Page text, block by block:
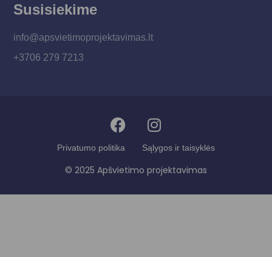
Susisiekime
info@apsvietimoprojektavimas.lt
+3706 279 7213
Privatumo politika Sąlygos ir taisyklės
© 2025 Apšvietimo projektavimas